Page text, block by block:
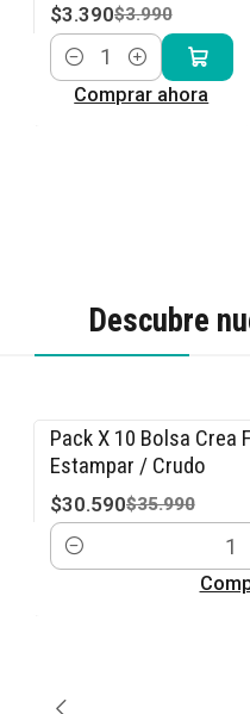
$3.390$3.990
Cantidad
Comprar ahora
Descubre
-15% OFF
Pack X 10 Bolsa Crea
Estampar / Crudo
$30.590$35.990
Cantidad